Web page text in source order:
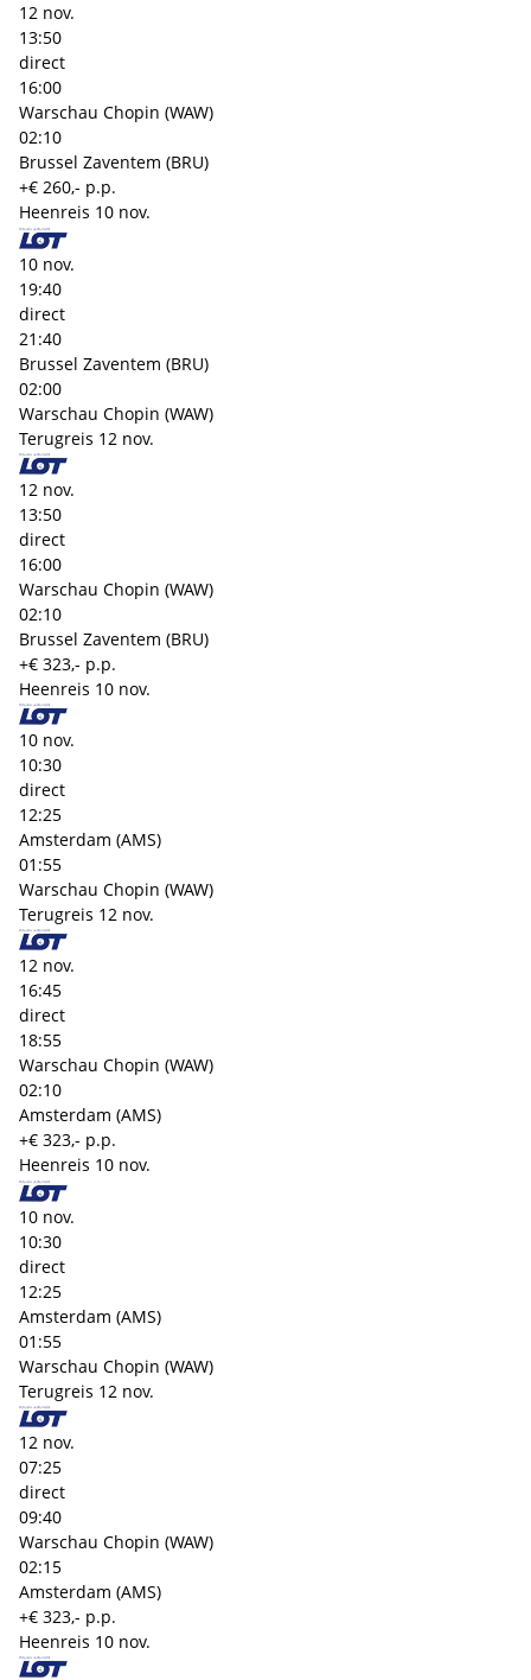
12 nov.
13:50
direct
16:00
Warschau Chopin (WAW)
02:10
Brussel Zaventem (BRU)
+€ 260,- p.p.
Heenreis 10 nov.
10 nov.
19:40
direct
21:40
Brussel Zaventem (BRU)
02:00
Warschau Chopin (WAW)
Terugreis 12 nov.
12 nov.
13:50
direct
16:00
Warschau Chopin (WAW)
02:10
Brussel Zaventem (BRU)
+€ 323,- p.p.
Heenreis 10 nov.
10 nov.
10:30
direct
12:25
Amsterdam (AMS)
01:55
Warschau Chopin (WAW)
Terugreis 12 nov.
12 nov.
16:45
direct
18:55
Warschau Chopin (WAW)
02:10
Amsterdam (AMS)
+€ 323,- p.p.
Heenreis 10 nov.
10 nov.
10:30
direct
12:25
Amsterdam (AMS)
01:55
Warschau Chopin (WAW)
Terugreis 12 nov.
12 nov.
07:25
direct
09:40
Warschau Chopin (WAW)
02:15
Amsterdam (AMS)
+€ 323,- p.p.
Heenreis 10 nov.